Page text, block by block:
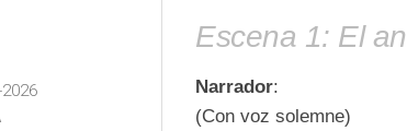
Escena 1: El
Narrador:
(Con voz solemne)
2026